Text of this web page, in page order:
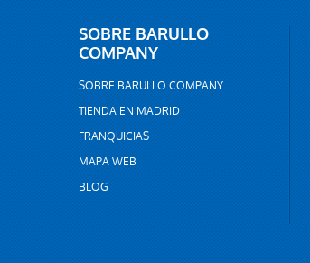
SOBRE BARULLO
COMPANY
SOBRE BARULLO COMPANY
TIENDA EN MADRID
FRANQUICIAS
MAPA WEB
BLOG